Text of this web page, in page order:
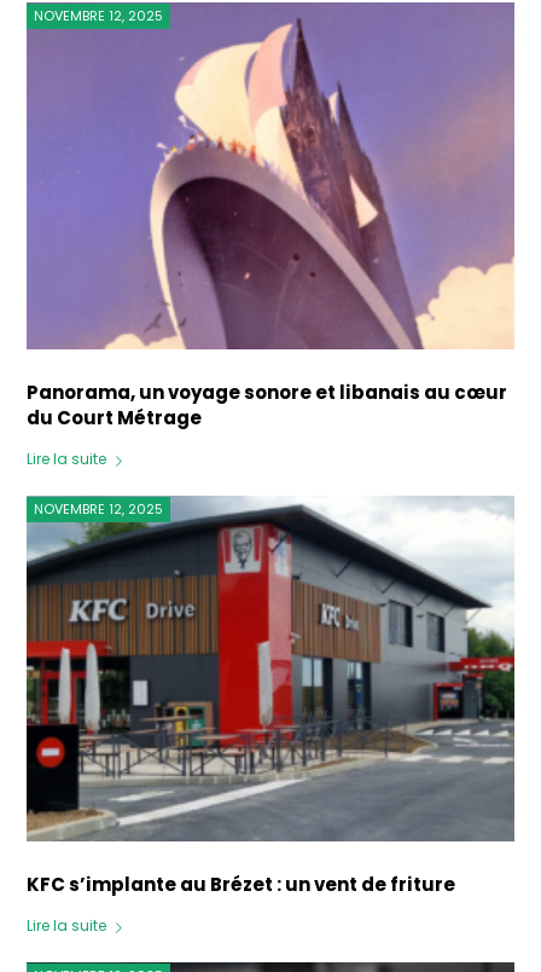
Panorama, un voyage sonore et libanais au cœur
du Court Métrage
NOVEMBRE 12, 2025
Lire la suite
KFC s’implante au Brézet : un vent de friture
NOVEMBRE 12, 2025
Lire la suite